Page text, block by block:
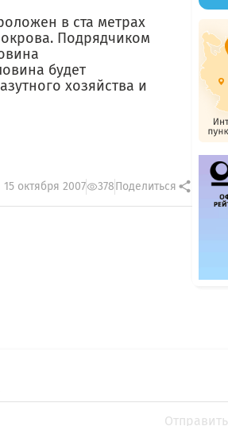
в ста метрах
Подрядчиком
будет
хозяйства и
15 октября 2007 378Поделиться
Отправить